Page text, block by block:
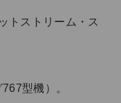
トストリーム・ス
型機）。